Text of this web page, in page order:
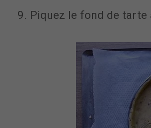
9. Piquez le fond de